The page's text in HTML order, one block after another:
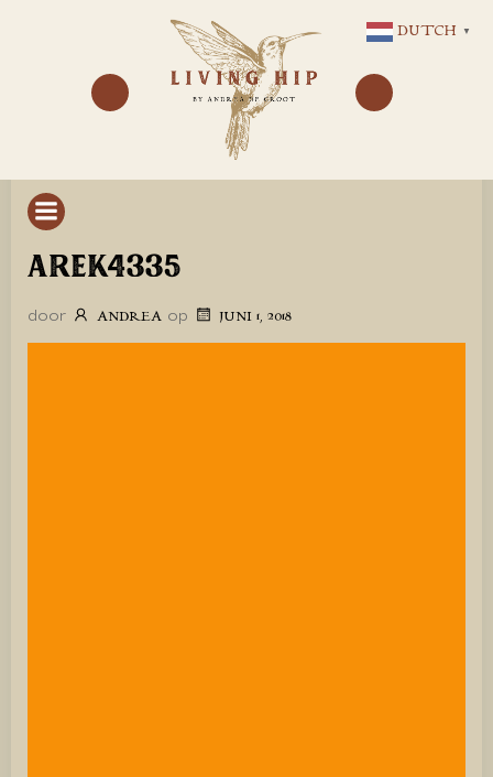
NAAR
DE
INHOUD
AREK4335
door ANDREA op JUNI 1, 2018
DUTCH ▼